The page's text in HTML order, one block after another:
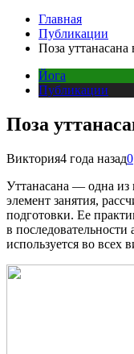
Главная
Публикации
Поза уттанасана
Йога
Публикации
Поза
Виктория4 года назад0
Уттанасана — одна из
элемент занятия,
подготовки. Ее
в последовательности
используется во всех